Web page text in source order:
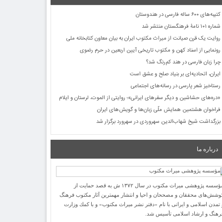
کتیبه‌های ۶۰۰ ساله فارسی در هندوستان
شماره ۱۰۱ نامۀ فرهنگستان منتشر شد
روایت یک قرن صیانت از میراث مکتوب ایران به بیان معاون کتابخانه ملی
رونمایی از اسناد کهن و مکتوب تاریخی آیین اربعین در حرم رضوی
چرا زبان فارسی در هند کم‌رنگ شد؟
ایران، اتحادیه‌ای بر بنیاد صلح و عشق است
رستاخیز شعر پارسی در رسانه‌های اجتماعی
«دره‌های حشاشین و دیگر سفرهای ایرانی»؛ روایتی از الموت، لرستان و ایلام
فراخوان هشتمین همایش ملّی زبان‌ها و گویش‌های ایران
بزرگداشت شیخ شهاب‌الدین سهروردی در سهرورد برگزار شد
درباره ما
مؤسسه پژوهشی میراث مكتوب در سال ۱۳۷۲ ش به قصد حمایت از
محققان و مصححان و احیا و انتشار مهمترین آثار مكتوب فرهنگ
تمدن اسلامی و ایرانی با نام «دفتر نشر میراث مكتوب» و با كمك وزارت
و ارشاد اسلامی تأسیس شد.